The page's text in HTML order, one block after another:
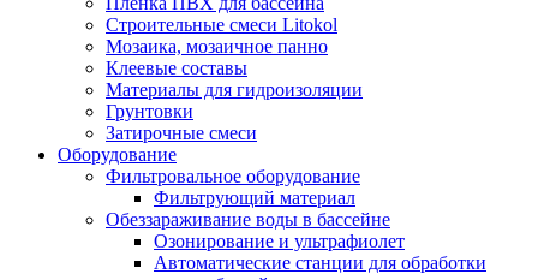
Строительные смеси Litokol
Мозаика, мозаичное панно
Клеевые составы
Материалы для гидроизоляции
Грунтовки
Затирочные смеси
Оборудование
Фильтровальное оборудование
Фильтрующий материал
Обеззараживание воды в бассейне
Озонирование и ультрафиолет
Автоматические станции для обработки